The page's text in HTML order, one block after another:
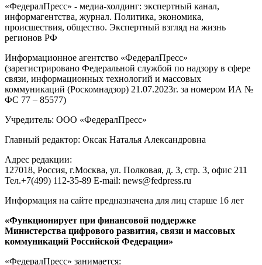
«ФедералПресс» - медиа-холдинг: экспертный канал,
информагентства, журнал. Политика, экономика,
происшествия, общество. Экспертный взгляд на жизнь
регионов РФ
Информационное агентство «ФедералПресс»
(зарегистрировано Федеральной службой по надзору в сфере
связи, информационных технологий и массовых
коммуникаций (Роскомнадзор) 21.07.2023г. за номером ИА №
ФС 77 – 85577)
Учредитель: ООО «ФедералПресс»
Главный редактор: Оксак Наталья Александровна
Адрес редакции:
127018, Россия, г.Москва, ул. Полковая, д. 3, стр. 3, офис 211
Тел.+7(499) 112-35-89 E-mail: news@fedpress.ru
Информация на сайте предназначена для лиц старше 16 лет
«Функционирует при финансовой поддержке
Министерства цифрового развития, связи и массовых
коммуникаций Российской Федерации»
«ФедералПресс» занимается: